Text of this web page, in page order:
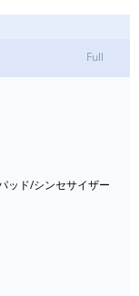
Full
ッド/シンセサイザー